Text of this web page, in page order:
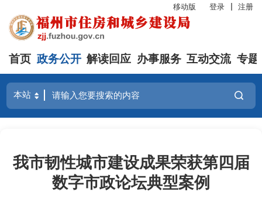
移动版 登录 注册
首页 政务公开 解读回应 办事服务 互动交流 专题
我市韧性城市建设成果荣获第四届
数字市政论坛典型案例